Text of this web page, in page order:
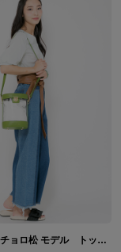
おそ松さん チョロ松 モデル トップス&バッグ&サンダル